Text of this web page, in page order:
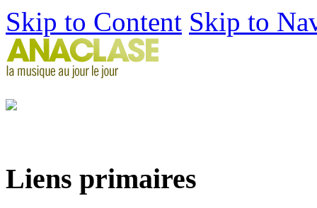
Skip to Content Skip to
Liens primaires